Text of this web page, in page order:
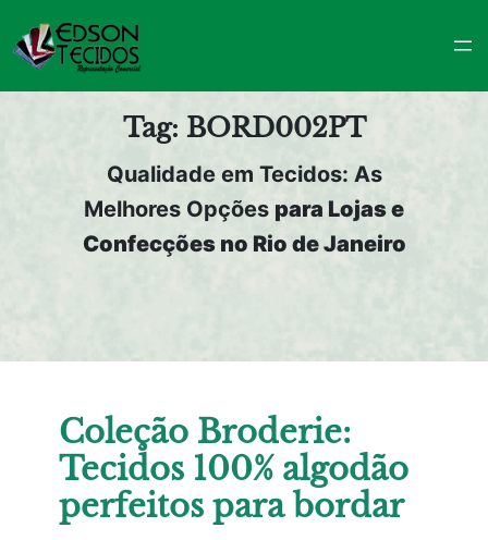
Pular
para
o
Tag: BORD002PT
Qualidade em Tecidos: As
Melhores Opções para Lojas e
Confecções no Rio de Janeiro
Coleção Broderie:
Tecidos 100% algodão
perfeitos para bordar